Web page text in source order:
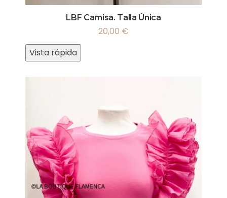
LBF Camisa. Talla Única
20,00 €
Vista rápida